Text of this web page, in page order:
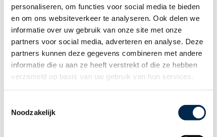
personaliseren, om functies voor social media te bieden
en om ons websiteverkeer te analyseren. Ook delen we
informatie over uw gebruik van onze site met onze
partners voor social media, adverteren en analyse. Deze
partners kunnen deze gegevens combineren met andere
informatie die u aan ze heeft verstrekt of die ze hebben
verzameld op basis van uw gebruik van hun services.
Noodzakelijk
27 november, 2025
Breaking: bijtelling elektrische auto minder snel
omhoog: wat betekent dat voor jouw
wagenpark?
De Tweede Kamer heeft besloten dat de bijtelling voor
elektrische